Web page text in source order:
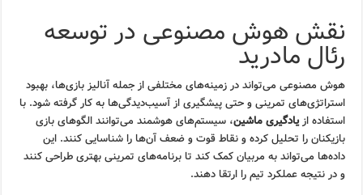
نقش هوش مصنوعی در توسعه
رئال مادرید
هوش مصنوعی می‌تواند در زمینه‌های مختلفی از جمله آنالیز بازی‌ها، بهبود
استراتژی‌های تمرینی و حتی پیشگیری از آسیب‌دیدگی‌ها به کار گرفته شود. با
استفاده ازیادگیری ماشین، سیستم‌های هوشمند می‌توانند الگوهای بازی
بازیکنان را تحلیل کرده و نقاط قوت و ضعف آن‌ها را شناسایی کنند. این
داده‌ها می‌تواند به مربیان کمک کند تا برنامه‌های تمرینی بهتری طراحی کنند
و در نتیجه عملکرد تیم را ارتقا دهند.